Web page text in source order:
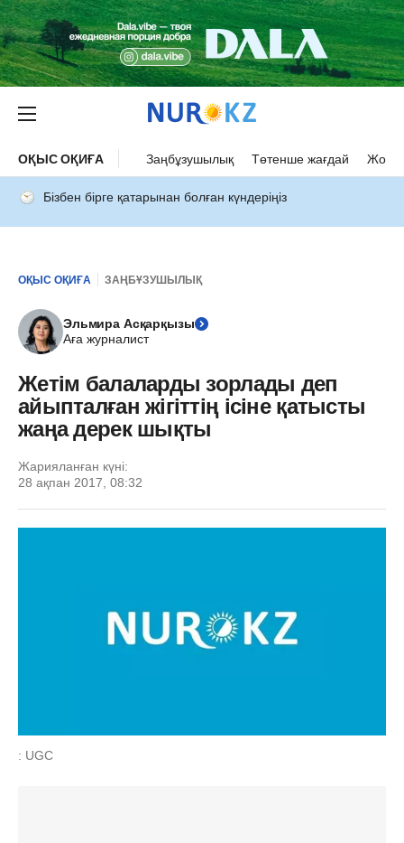
ОҚЫС ОҚИҒА Заңбұзушылық Төтенше жағдай Жол
Бізбен бірге қатарынан болған күндеріңіз
ОҚЫС ОҚИҒА ЗАҢБҰЗУШЫЛЫҚ
Эльмира Асқарқызы
Аға журналист
Жетім балаларды зорлады деп
айыпталған жігіттің ісіне қатысты
жаңа дерек шықты
Жарияланған күні:
28 ақпан 2017, 08:32
: UGC